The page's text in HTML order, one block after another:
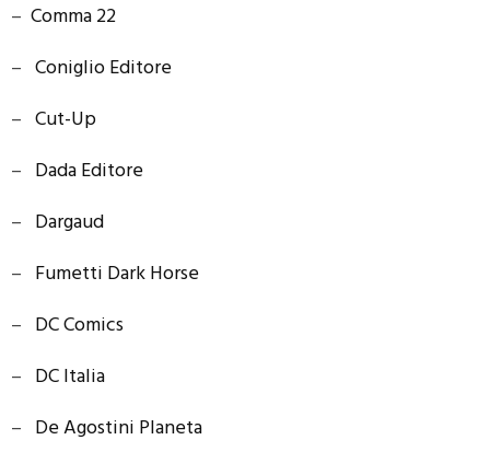
– Comma 22
– Coniglio Editore
– Cut-Up
– Dada Editore
– Dargaud
– Fumetti Dark Horse
– DC Comics
– DC Italia
– De Agostini Planeta